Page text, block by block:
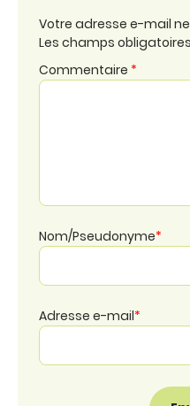
Votre adresse e-mail
Les champs
Commentaire *
Nom/Pseudonyme*
Adresse e-mail*